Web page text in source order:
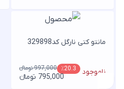
مانتو کتی نارگل کد329898
ناموجود ٪20.3 997,000 تومانء
795,000 تومانء